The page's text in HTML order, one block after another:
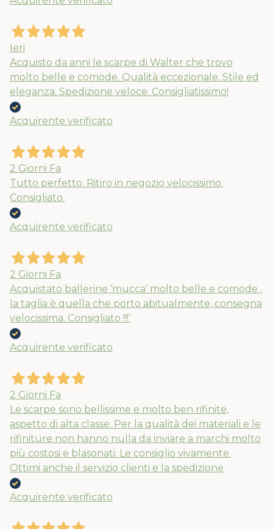
Ieri
Acquisto da anni le scarpe di Walter che trovo
molto belle e comode. Qualità eccezionale. Stile ed
eleganza. Spedizione veloce. Consigliatissimo!
Acquirente verificato
2 Giorni Fa
Tutto perfetto. Ritiro in negozio velocissimo.
Consigliato.
Acquirente verificato
2 Giorni Fa
Acquistato ballerine ‘mucca’ molto belle e comode ,
la taglia è quella che porto abitualmente, consegna
velocissima. Consigliato !!!’
Acquirente verificato
2 Giorni Fa
Le scarpe sono bellissime e molto ben rifinite,
aspetto di alta classe. Per la qualità dei materiali e le
rifiniture non hanno nulla da inviare a marchi molto
più costosi e blasonati. Le consiglio vivamente.
Ottimi anche il servizio clienti e la spedizione
Acquirente verificato
Nuovi ribassi fino al 70%
Spedizioni garantite prima della
chiusura solo per gli ordini effettuati